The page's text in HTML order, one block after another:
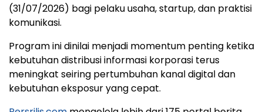
(31/07/2026) bagi pelaku usaha, startup, dan praktisi
komunikasi.
Program ini dinilai menjadi momentum penting ketika
kebutuhan distribusi informasi korporasi terus
meningkat seiring pertumbuhan kanal digital dan
kebutuhan eksposur yang cepat.